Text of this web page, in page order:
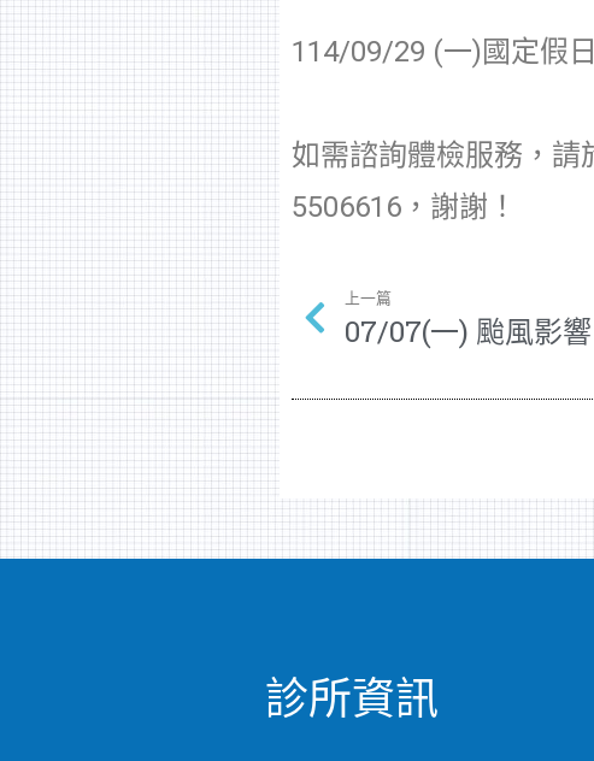
114/09/29 (一)國定假
如需諮詢體檢服務，
5506616，謝謝！
上一篇
07/07(一) 颱風影
診所資訊